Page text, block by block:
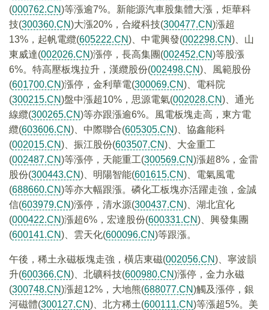
(000762.CN)等漲逾7%。新能源汽車股集體大漲，炬華科
技(300360.CN)大漲20%，合縱科技(300477.CN)漲超
13%，起帆電纜(605222.CN)、中電興發(002298.CN)、山
東威達(002026.CN)漲停，長高集團(002452.CN)等股漲
6%。特高壓板塊拉升，漢纜股份(002498.CN)、風範股份
(601700.CN)漲停，金利華電(300069.CN)、電科院
(300215.CN)盤中漲超10%，思源電氣(002028.CN)、通光
線纜(300265.CN)等亦跟漲逾6%。風電板塊走高，東方電
纜(603606.CN)、中際聯合(605305.CN)、協鑫能科
(002015.CN)、振江股份(603507.CN)、大金重工
(002487.CN)等漲停，天能重工(300569.CN)漲超8%，金雷
股份(300443.CN)、明陽智能(601615.CN)、電氣風電
(688660.CN)等亦大幅跟漲。磷化工板塊亦活躍走強，金誠
信(603979.CN)漲停，清水源(300437.CN)、湖北宜化
(000422.CN)漲超6%，宏達股份(600331.CN)、興發集團
(600141.CN)、雲天化(600096.CN)等跟漲。
午後，稀土永磁板塊走強，橫店東磁(002056.CN)、寧波韻
升(600366.CN)、北礦科技(600980.CN)漲停，金力永磁
(300748.CN)漲超12%，大地熊(688077.CN)觸及漲停，銀
河磁體(300127.CN)、北方稀土(600111.CN)等漲超5%。美